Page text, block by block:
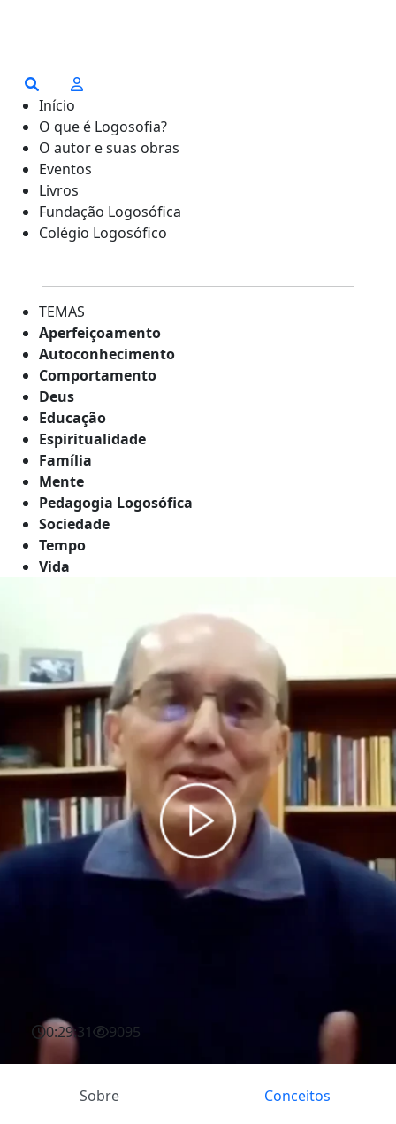
Início
O que é Logosofia?
O autor e suas obras
Eventos
Livros
Fundação Logosófica
Colégio Logosófico
TEMAS
Aperfeiçoamento
Autoconhecimento
Comportamento
Deus
Educação
Espiritualidade
Família
Mente
Pedagogia Logosófica
Sociedade
Tempo
Vida
0:29:31 9095
Sobre Conceitos